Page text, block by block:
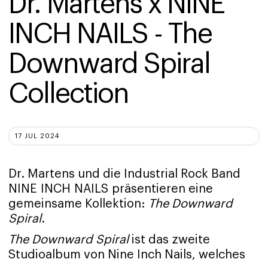
INCH NAILS - The
Downward Spiral
Collection
17 JUL 2024
Dr. Martens und die Industrial Rock Band
NINE INCH NAILS präsentieren eine
gemeinsame Kollektion: The Downward
Spiral.
The Downward Spiralist das zweite
Studioalbum von Nine Inch Nails, welches